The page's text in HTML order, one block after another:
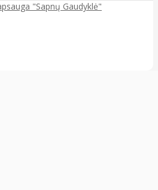
"Sapnų Gaudyklė"